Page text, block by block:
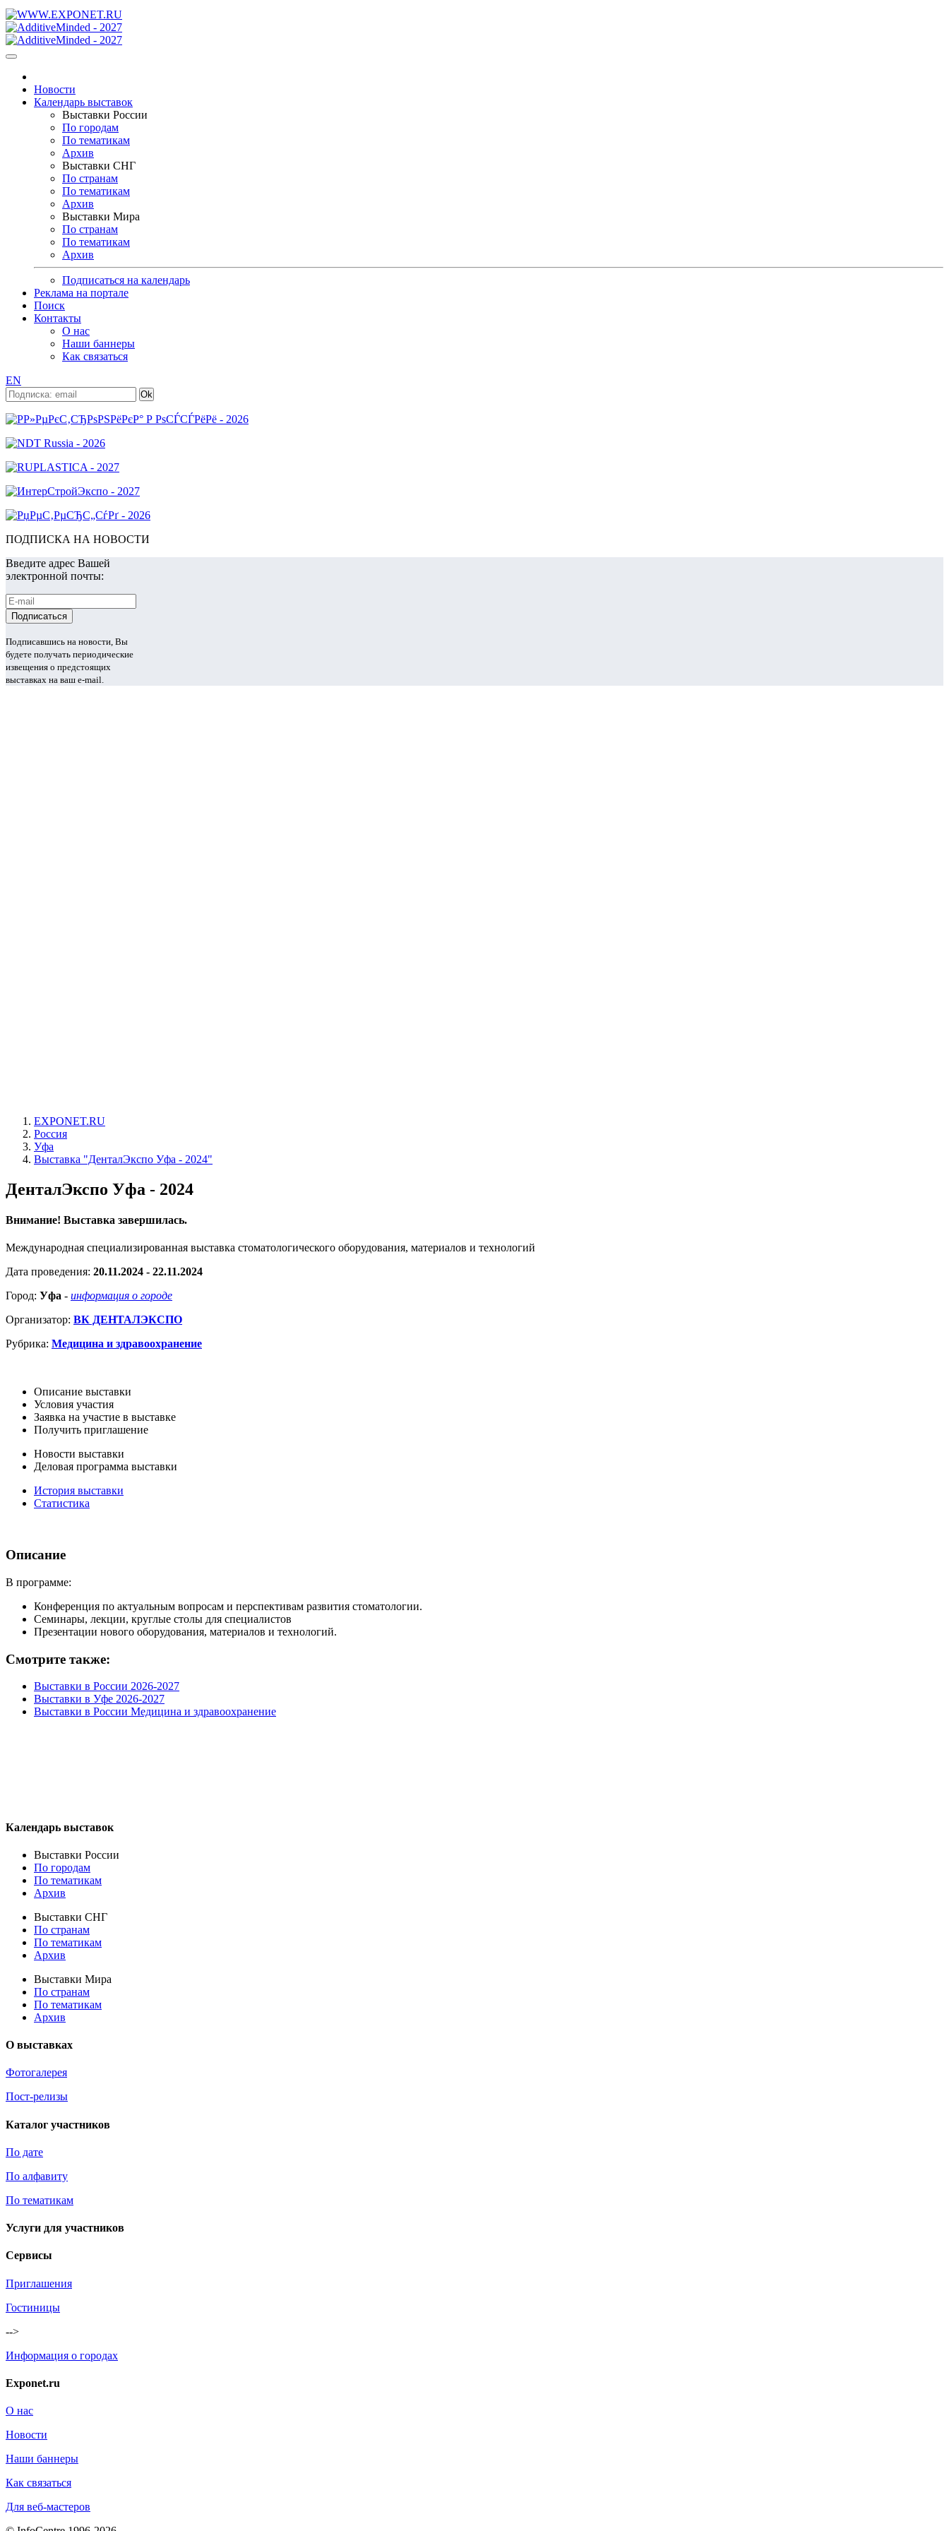
Новости
Календарь выставок
Выставки России
По городам
По тематикам
Архив
Выставки СНГ
По странам
По тематикам
Архив
Выставки Мира
По странам
По тематикам
Архив
Подписаться на календарь
Реклама на портале
Поиск
Контакты
О нас
Наши баннеры
Как связаться
EN
ПОДПИСКА НА НОВОСТИ
Введите адрес Вашей
электронной почты:
Подписавшись на новости, Вы
будете получать периодические
извещения о предстоящих
выставках на ваш e-mail.
EXPONET.RU
Россия
Уфа
Выставка "ДенталЭкспо Уфа - 2024"
ДенталЭкспо Уфа - 2024
Внимание! Выставка завершилась.
Международная специализированная выставка стоматологического оборудования, материалов и технологий
Дата проведения: 20.11.2024 - 22.11.2024
Город: Уфа - информация о городе
Организатор: ВК ДЕНТАЛЭКСПО
Рубрика: Медицина и здравоохранение
Описание выставки
Условия участия
Заявка на участие в выставке
Получить приглашение
Новости выставки
Деловая программа выставки
История выставки
Статистика
Описание
В программе:
Конференция по актуальным вопросам и перспективам развития стоматологии.
Семинары, лекции, круглые столы для специалистов
Презентации нового оборудования, материалов и технологий.
Смотрите также:
Выставки в России 2026-2027
Выставки в Уфе 2026-2027
Выставки в России Медицина и здравоохранение
Календарь выставок
Выставки России
По городам
По тематикам
Архив
Выставки СНГ
По странам
По тематикам
Архив
Выставки Мира
По странам
По тематикам
Архив
О выставках
Фотогалерея
Пост-релизы
Каталог участников
По дате
По алфавиту
По тематикам
Услуги для участников
Сервисы
Приглашения
Гостиницы
-->
Информация о городах
Exponet.ru
О нас
Новости
Наши баннеры
Как связаться
Для веб-мастеров